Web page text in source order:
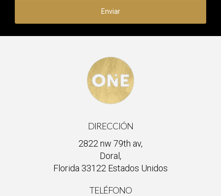
Enviar
DIRECCIÓN
2822 nw 79th av,
Doral,
Florida 33122 Estados Unidos
TELÉFONO